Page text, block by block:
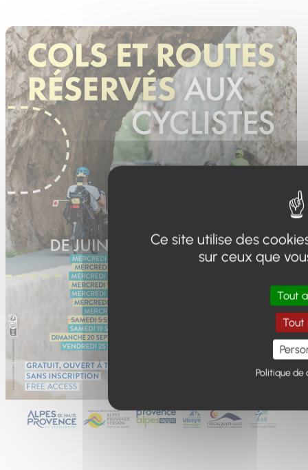
Ce site utilise des
sur ceux que
Tout
Tout
Politique